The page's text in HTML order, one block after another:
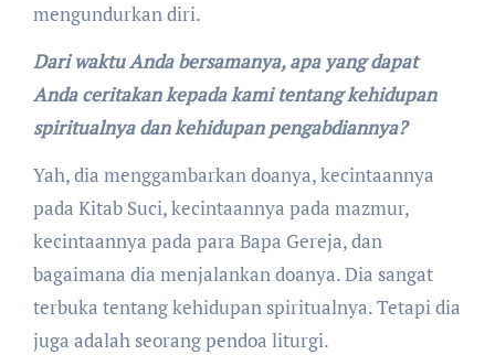
mengundurkan diri.
Dari waktu Anda bersamanya, apa yang dapat
Anda ceritakan kepada kami tentang kehidupan
spiritualnya dan kehidupan pengabdiannya?
Yah, dia menggambarkan doanya, kecintaannya
pada Kitab Suci, kecintaannya pada mazmur,
kecintaannya pada para Bapa Gereja, dan
bagaimana dia menjalankan doanya. Dia sangat
terbuka tentang kehidupan spiritualnya. Tetapi dia
juga adalah seorang pendoa liturgi.